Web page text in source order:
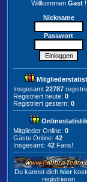
WillkommenGast!
Nickname
Passwort
Insgesamt 22787
Registriert heute: 0
Registriert gestern: 0
Onlinestatistik
Mitglieder Online: 0
Gäste Online: 42
Insgesamt: 42 Fans!
Du kannst dich hier
registrieren